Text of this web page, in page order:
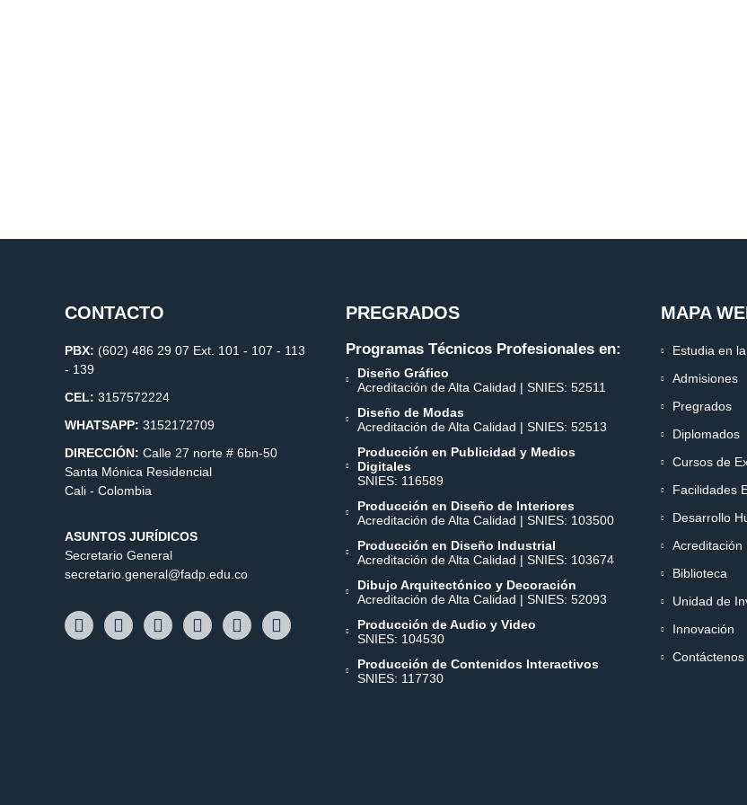
CONTACTO
PBX: (602) 486 29 07 Ext. 101 - 107 - 113
- 139
CEL: 3157572224
WHATSAPP: 3152172709
DIRECCIÓN: Calle 27 norte # 6bn-50
Santa Mónica Residencial
Cali - Colombia
ASUNTOS JURÍDICOS
Secretario General
secretario.general@fadp.edu.co
PREGRADOS
Programas Técnicos Profesionales en:
Diseño Gráfico
Acreditación de Alta Calidad | SNIES: 52511
Diseño de Modas
Acreditación de Alta Calidad | SNIES: 52513
Producción en Publicidad y Medios
Digitales
SNIES: 116589
Producción en Diseño de Interiores
Acreditación de Alta Calidad | SNIES: 103500
Producción en Diseño Industrial
Acreditación de Alta Calidad | SNIES: 103674
Dibujo Arquitectónico y Decoración
Acreditación de Alta Calidad | SNIES: 52093
Producción de Audio y Video
SNIES: 104530
Producción de Contenidos Interactivos
SNIES: 117730
MAPA
Estudia en
Admisiones
Pregrados
Diplomados
Cursos de
Facilidades
Desarrollo
Acreditación
Biblioteca
Unidad de
Innovación
Contáctenos